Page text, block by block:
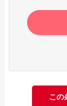
この